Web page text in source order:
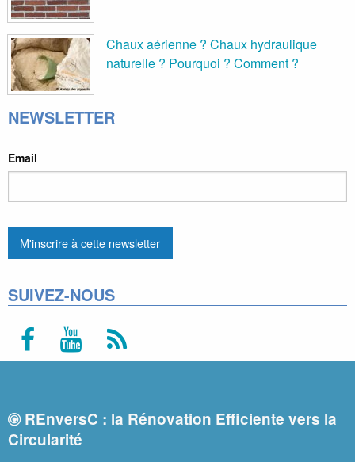
Chaux aérienne ? Chaux hydraulique
naturelle ? Pourquoi ? Comment ?
NEWSLETTER
Email
SUIVEZ-NOUS
REnversC : la Rénovation Efficiente vers la
Circularité